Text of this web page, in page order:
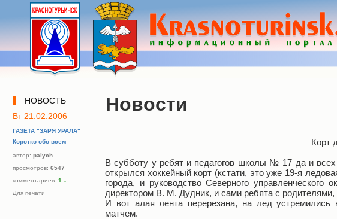
НОВОСТЬ
Вт 21.02.2006
ГАЗЕТА "ЗАРЯ УРАЛА"
Коротко обо всем
автор: palych
просмотров: 6547
комментариев: 1 ↓
Для печати
Новости
Корт
В субботу у ребят и педагогов школы № 17 да и всех
открылся хоккейный корт (кстати, это уже 19-я
города, и руководство Северного
директором В. М. Дудник, и сами ребята с
И вот алая лента перерезана, на лед устремились
матчем.